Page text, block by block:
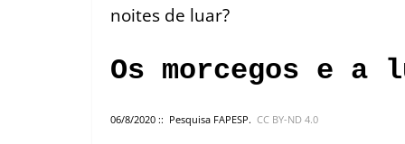
noites de luar?
Os morcegos e a
06/8/2020 :: Pesquisa FAPESP. CC BY-ND 4.0